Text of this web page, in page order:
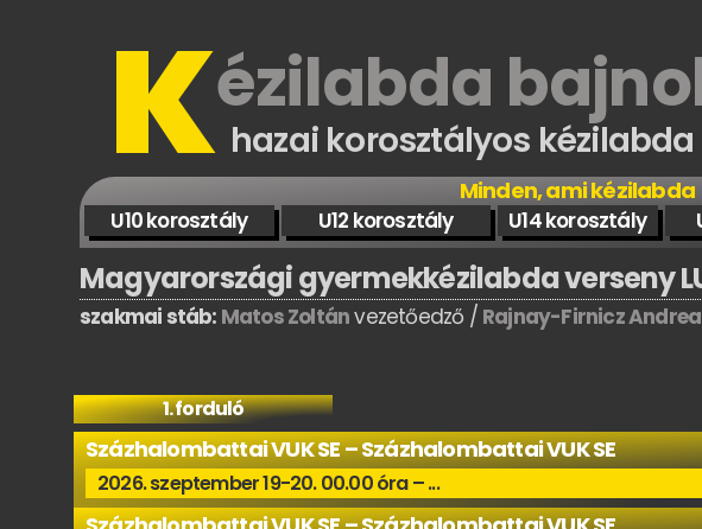
Kézilabda
hazai korosztályos
Minden, ami kézilabda
U10 korosztály U12 korosztály U14 korosztály
Magyarországi gyermekkézilabda verseny
szakmai stáb: Matos Zoltánvezetőedző / Rajnay-Firnicz Andrea
1. forduló
Százhalombattai VUK SE – Százhalombattai VUK SE
2026. szeptember 19-20. 00.00 óra – ...